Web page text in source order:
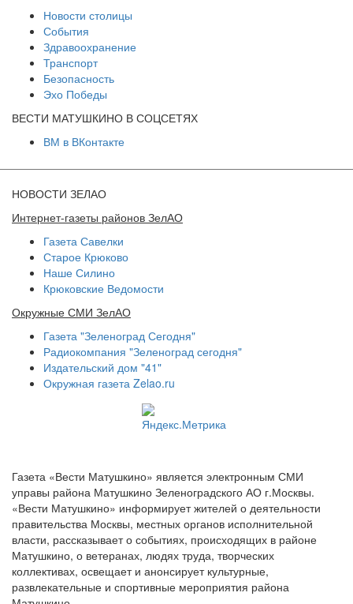
Новости столицы
События
Здравоохранение
Транспорт
Безопасность
Эхо Победы
ВЕСТИ МАТУШКИНО В СОЦСЕТЯХ
ВМ в ВКонтакте
НОВОСТИ ЗЕЛАО
Интернет-газеты районов ЗелАО
Газета Савелки
Старое Крюково
Наше Силино
Крюковские Ведомости
Окружные СМИ ЗелАО
Газета "Зеленоград Сегодня"
Радиокомпания "Зеленоград сегодня"
Издательский дом "41"
Окружная газета Zelao.ru
Газета «Вести Матушкино» является электронным СМИ
управы района Матушкино Зеленоградского АО г.Москвы.
«Вести Матушкино» информирует жителей о деятельности
правительства Москвы, местных органов исполнительной
власти, рассказывает о событиях, происходящих в районе
Матушкино, о ветеранах, людях труда, творческих
коллективах, освещает и анонсирует культурные,
развлекательные и спортивные мероприятия района